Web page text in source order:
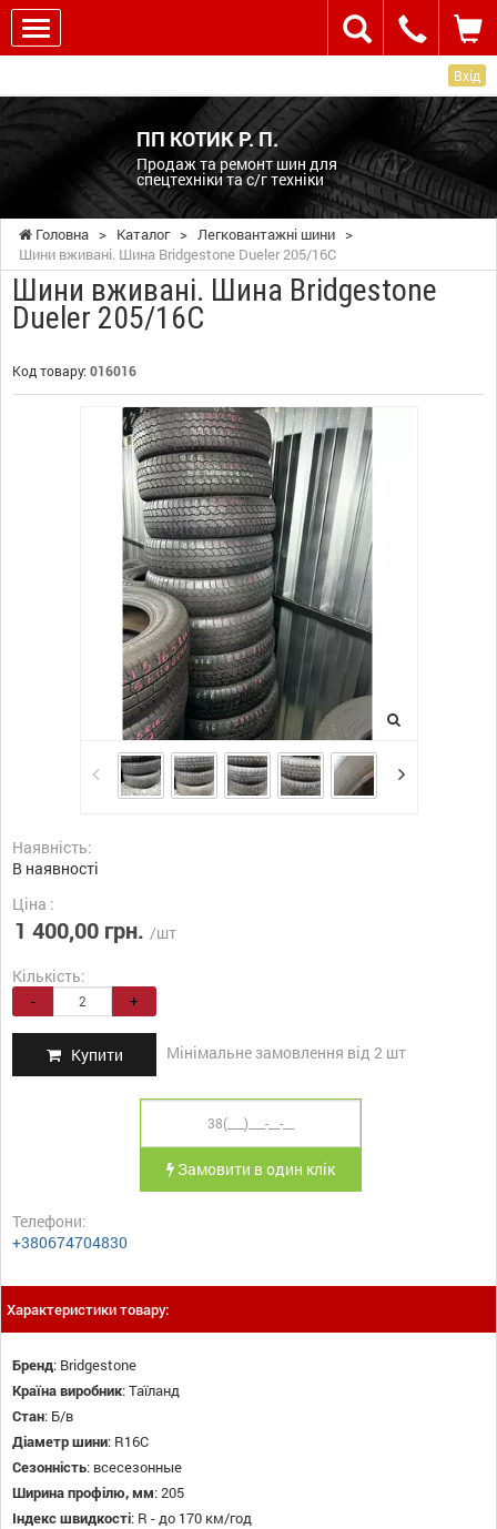
Вхід
ПП КОТИК Р. П.
Продаж та ремонт шин для
спецтехніки та с/г техніки
Головна > Каталог > Легковантажні шини >
Шини вживані. Шина Bridgestone Dueler 205/16C
Шини вживані. Шина Bridgestone
Dueler 205/16C
Код товару: 016016
Наявність:
В наявності
Ціна :
1 400,00 грн. /шт
Кількість:
- +
Купити Мінімальне замовлення від 2 шт
Замовити в один клік
Телефони:
+380674704830
Характеристики товару:
Бренд: Bridgestone
Країна виробник:Таїланд
Стан: Б/в
Діаметр шини: R16C
Сезонність: всесезонные
Ширина профілю, мм:205
Індекс швидкості: R - до 170 км/год